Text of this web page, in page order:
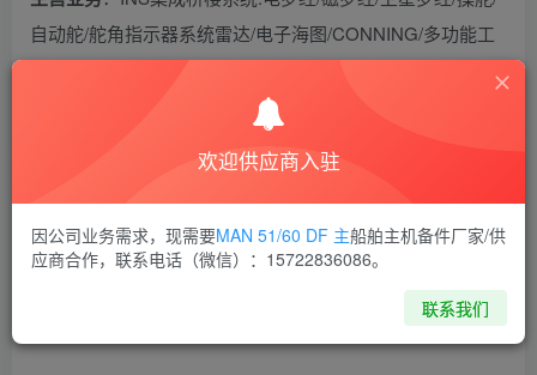
自动舵/舵角指示器系统雷达/电子海图/CONNING/多功能工
测深仪/计程仪/GPS/AIS/VDR系统内通/广播/自动电话/声力
境监控系统鱼探仪/声纳/气象仪。
THE END
欢迎供应商入驻
因公司业务需求，现需要MAN 51/60 DF 主船舶主机备件厂家/供
应商合作，联系电话（微信）：15722836086。
联系我们